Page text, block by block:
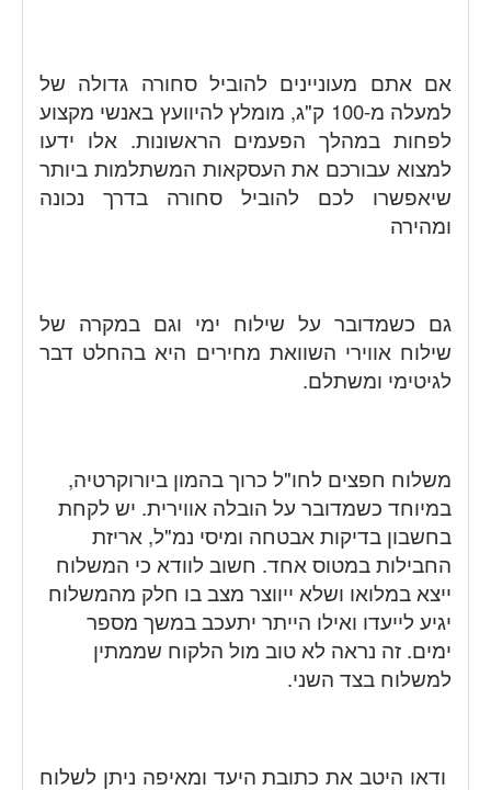
אם אתם מעוניינים להוביל סחורה גדולה של
למעלה מ-100 ק"ג, מומלץ להיוועץ באנשי מקצוע
לפחות במהלך הפעמים הראשונות. אלו ידעו
למצוא עבורכם את העסקאות המשתלמות ביותר
שיאפשרו לכם להוביל סחורה בדרך נכונה
ומהירה
גם כשמדובר על שילוח ימי וגם במקרה של
שילוח אווירי השוואת מחירים היא בהחלט דבר
לגיטימי ומשתלם.
משלוח חפצים לחו"ל כרוך בהמון ביורוקרטיה,
במיוחד כשמדובר על הובלה אווירית. יש לקחת
בחשבון בדיקות אבטחה ומיסי נמ"ל, אריזת
החבילות במטוס אחד. חשוב לוודא כי המשלוח
ייצא במלואו ושלא ייווצר מצב בו חלק מהמשלוח
יגיע לייעדו ואילו הייתר יתעכב במשך מספר
ימים. זה נראה לא טוב מול הלקוח שממתין
למשלוח בצד השני.
ודאו היטב את כתובת היעד ומאיפה ניתן לשלוח